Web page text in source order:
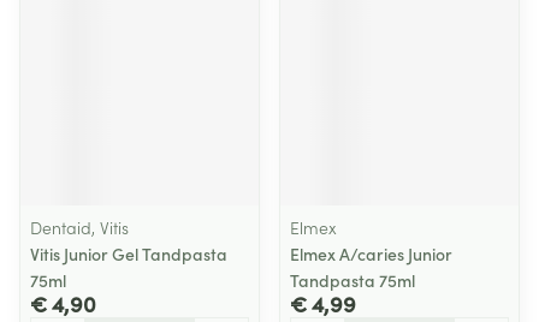
Dentaid, Vitis
Vitis Junior Gel Tandpasta
75ml
€ 4,90
Elmex
Elmex A/caries Junior
Tandpasta 75ml
€ 4,99